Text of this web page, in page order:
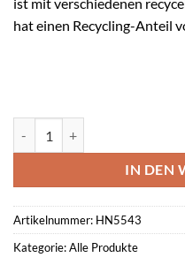
hat einen Recycling-Anteil
IN DEN
Artikelnummer: HN5543
Kategorie:Alle Produkte